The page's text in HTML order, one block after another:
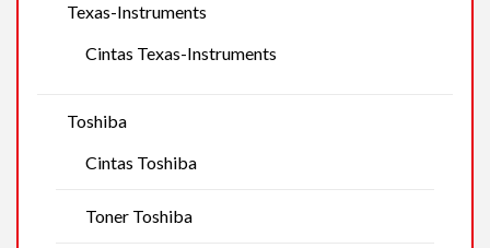
Texas-Instruments
Cintas Texas-Instruments
Toshiba
Cintas Toshiba
Toner Toshiba